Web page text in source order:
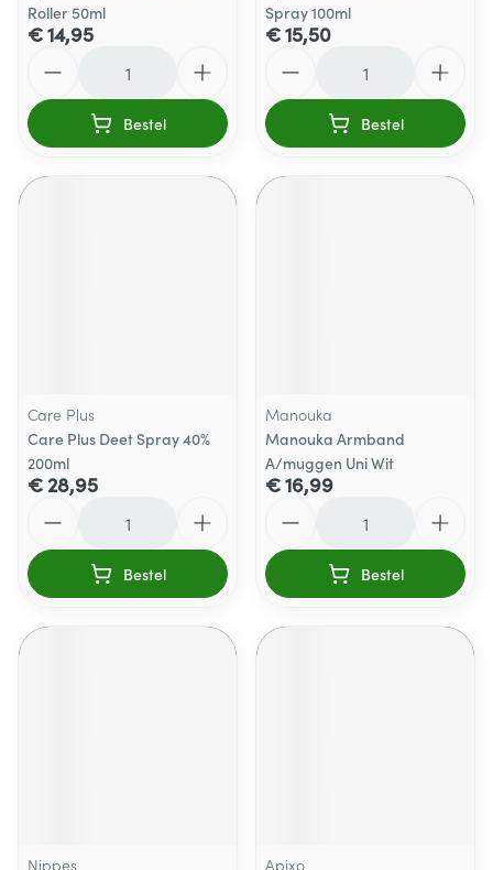
Roller 50ml
€ 14,95
Bestel
Spray 100ml
€ 15,50
Bestel
Care Plus
Care Plus Deet Spray 40%
200ml
€ 28,95
Bestel
Manouka
Manouka Armband
A/muggen Uni Wit
€ 16,99
Bestel
Nippes
Apixo